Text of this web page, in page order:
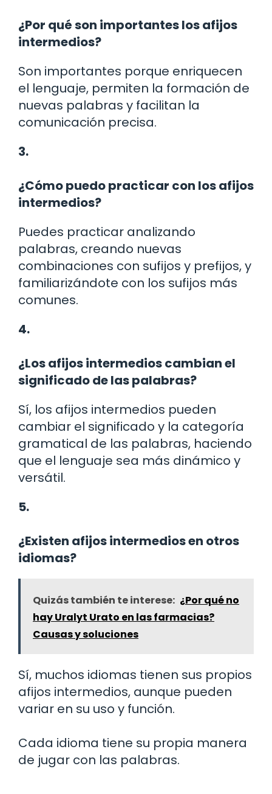
¿Por qué son importantes los afijos
intermedios?
Son importantes porque enriquecen
el lenguaje, permiten la formación de
nuevas palabras y facilitan la
comunicación precisa.
3.
¿Cómo puedo practicar con los afijos
intermedios?
Puedes practicar analizando
palabras, creando nuevas
combinaciones con sufijos y prefijos, y
familiarizándote con los sufijos más
comunes.
4.
¿Los afijos intermedios cambian el
significado de las palabras?
Sí, los afijos intermedios pueden
cambiar el significado y la categoría
gramatical de las palabras, haciendo
que el lenguaje sea más dinámico y
versátil.
5.
¿Existen afijos intermedios en otros
idiomas?
Quizás también te interese: ¿Por qué no
hay Uralyt Urato en las farmacias?
Causas y soluciones
Sí, muchos idiomas tienen sus propios
afijos intermedios, aunque pueden
variar en su uso y función.
Cada idioma tiene su propia manera
de jugar con las palabras.